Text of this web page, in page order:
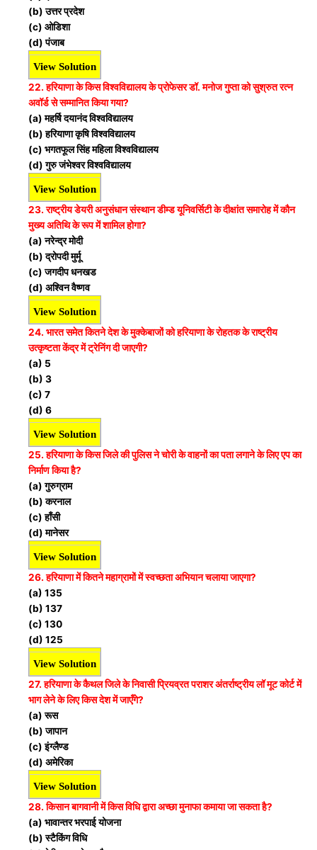
(b) उत्तर प्रदेश
(c) ओडिशा
(d) पंजाब
View Solution
22. हरियाणा के किस विश्वविद्यालय के प्रोफेसर डॉ. मनोज गुप्ता को सुश्रुत रत्न
अवॉर्ड से सम्मानित किया गया?
(a) महर्षि दयानंद विश्वविद्यालय
(b) हरियाणा कृषि विश्वविद्यालय
(c) भगतफूल सिंह महिला विश्वविद्यालय
(d) गुरु जंभेश्वर विश्वविद्यालय
View Solution
23. राष्ट्रीय डेयरी अनुसंधान संस्थान डीम्ड यूनिवर्सिटी के दीक्षांत समारोह में कौन
मुख्य अतिथि के रूप में शामिल होगा?
(a) नरेन्द्र मोदी
(b) द्रोपदी मुर्मू
(c) जगदीप धनखड
(d) अश्विन वैष्णव
View Solution
24. भारत समेत कितने देश के मुक्केबाजों को हरियाणा के रोहतक के राष्ट्रीय
उत्कृष्टता केंद्र में ट्रेनिंग दी जाएगी?
(a) 5
(b) 3
(c) 7
(d) 6
View Solution
25. हरियाणा के किस जिले की पुलिस ने चोरी के वाहनों का पता लगाने के लिए एप का
निर्माण किया है?
(a) गुरुग्राम
(b) करनाल
(c) हाँसी
(d) मानेसर
View Solution
26. हरियाणा में कितने महाग्रामों में स्वच्छता अभियान चलाया जाएगा?
(a) 135
(b) 137
(c) 130
(d) 125
View Solution
27. हरियाणा के कैथल जिले के निवासी प्रियव्रत पराशर अंतर्राष्ट्रीय लॉ मूट कोर्ट में
भाग लेने के लिए किस देश में जाएँगे?
(a) रूस
(b) जापान
(c) इंग्लैण्ड
(d) अमेरिका
View Solution
28. किसान बागवानी में किस विधि द्वारा अच्छा मुनाफा कमाया जा सकता है?
(a) भावान्तर भरपाई योजना
(b) स्टैकिंग विधि